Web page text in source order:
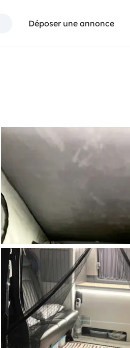
Déposer une annonce